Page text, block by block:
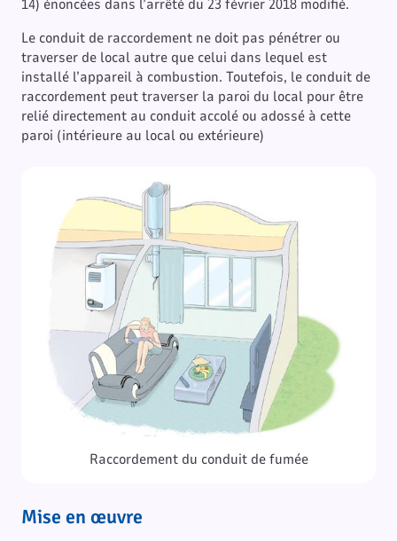
14) énoncées dans l’arrêté du 23 février 2018 modifié.
Le conduit de raccordement ne doit pas pénétrer ou
traverser de local autre que celui dans lequel est
installé l’appareil à combustion. Toutefois, le conduit de
raccordement peut traverser la paroi du local pour être
relié directement au conduit accolé ou adossé à cette
paroi (intérieure au local ou extérieure)
Raccordement du conduit de fumée
Mise en œuvre